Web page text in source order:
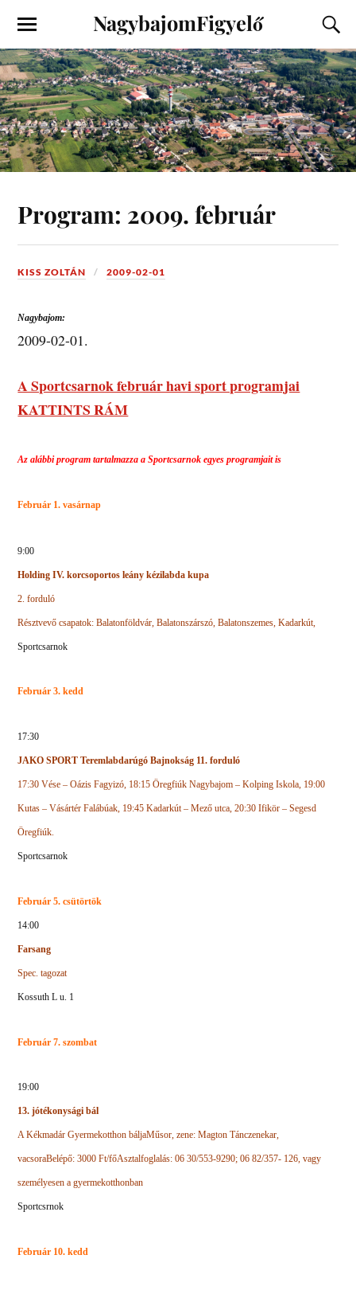
NagybajomFigyelő
Program: 2009. február
KISS ZOLTÁN 2009-02-01
Nagybajom:
2009-02-01.
A Sportcsarnok február havi sport programjai
KATTINTS RÁM
Az alábbi program tartalmazza a Sportcsarnok egyes programjait is
Február 1. vasárnap
9:00
Holding IV. korcsoportos leány kézilabda kupa
2. forduló
Résztvevő csapatok: Balatonföldvár, Balatonszárszó, Balatonszemes, Kadarkút,
Sportcsarnok
Február 3. kedd
17:30
JAKO SPORT Teremlabdarúgó Bajnokság 11. forduló
17:30 Vése – Oázis Fagyizó, 18:15 Öregfiúk Nagybajom – Kolping Iskola, 19:00
Kutas – Vásártér Falábúak, 19:45 Kadarkút – Mező utca, 20:30 Ifikör – Segesd
Öregfiúk.
Sportcsarnok
Február 5. csütörtök
14:00
Farsang
Spec. tagozat
Kossuth L u. 1
Február 7. szombat
19:00
13. jótékonysági bál
A Kékmadár Gyermekotthon báljaMűsor, zene: Magton Tánczenekar,
vacsoraBelépő: 3000 Ft/főAsztalfoglalás: 06 30/553-9290; 06 82/357- 126, vagy
személyesen a gyermekotthonban
Sportcsrnok
Február 10. kedd